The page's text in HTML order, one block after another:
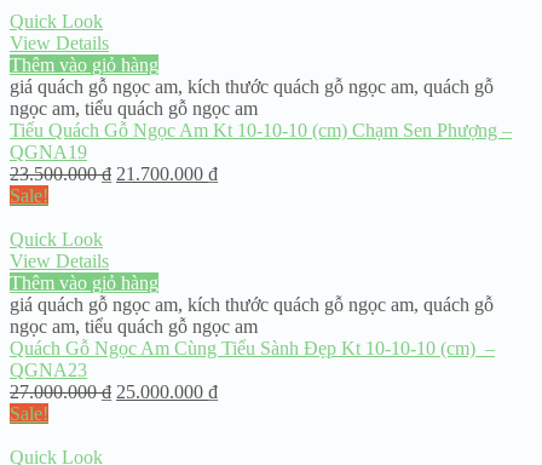
Quick Look
View Details
Thêm vào giỏ hàng
giá quách gỗ ngọc am, kích thước quách gỗ ngọc am, quách gỗ
ngọc am, tiểu quách gỗ ngọc am
Tiểu Quách Gỗ Ngọc Am Kt 10-10-10 (cm) Chạm Sen Phượng –
QGNA19
23.500.000₫ 21.700.000 ₫
Sale!
Quick Look
View Details
Thêm vào giỏ hàng
giá quách gỗ ngọc am, kích thước quách gỗ ngọc am, quách gỗ
ngọc am, tiểu quách gỗ ngọc am
Quách Gỗ Ngọc Am Cùng Tiểu Sành Đẹp Kt 10-10-10 (cm) –
QGNA23
27.000.000₫ 25.000.000 ₫
Sale!
Quick Look